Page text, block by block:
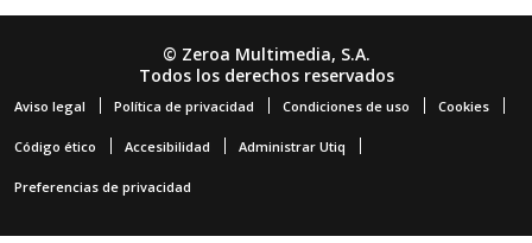
© Zeroa Multimedia, S.A.
Todos los derechos reservados
Aviso legal Política de privacidad Condiciones de uso Cookies
Código ético Accesibilidad Administrar Utiq
Preferencias de privacidad